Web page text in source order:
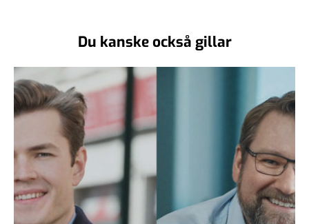
Du kanske också gillar